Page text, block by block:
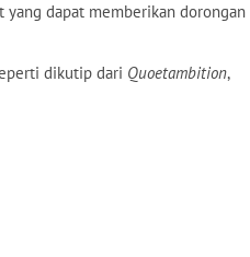
yang dapat memberikan dorongan
dikutip dari Quoetambition,